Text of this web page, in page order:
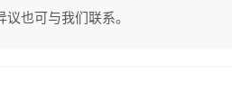
也可与我们联系。